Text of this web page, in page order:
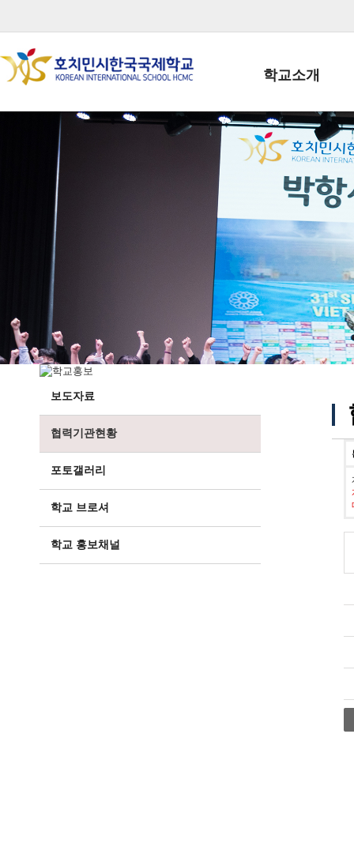
학교소개
학교장인사말
학생회장인사말
학교상징
학교 CI
교직원현황
학생현황
위치/전화
전경사진
보도자료
협력기관현황
포토갤러리
학교 브로셔
학교 홍보채널